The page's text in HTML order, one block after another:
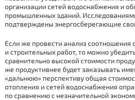
организации сетей водоснабжения и
промышленных зданий.
подтверждены энергосберегающие
Если же провести анализ соотношения
и строительных работ, то можно
сравнительно высокой стоимости
же продуктивнее будет заказывать
«дальнюю» перспективу общая
отопления и сетей водоснабжения
по сравнению с незначительной